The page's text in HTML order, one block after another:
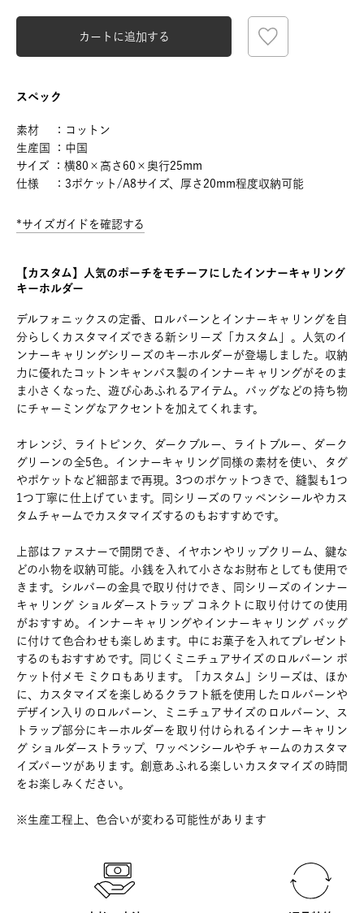
カートに追加する
スペック
素材 ：コットン
生産国 ：中国
サイズ ：横80×高さ60×奥行25mm
仕様 ：3ポケット/A8サイズ、厚さ20mm程度収納可能
*サイズガイドを確認する
【カスタム】人気のポーチをモチーフにしたインナーキャリング
キーホルダー
デルフォニックスの定番、ロルバーンとインナーキャリングを自
分らしくカスタマイズできる新シリーズ「カスタム」。人気のイ
ンナーキャリングシリーズのキーホルダーが登場しました。収納
力に優れたコットンキャンバス製のインナーキャリングがそのま
ま小さくなった、遊び心あふれるアイテム。バッグなどの持ち物
にチャーミングなアクセントを加えてくれます。
オレンジ、ライトピンク、ダークブルー、ライトブルー、ダーク
グリーンの全5色。インナーキャリング同様の素材を使い、タグ
やポケットなど細部まで再現。3つのポケットつきで、縫製も1つ
1つ丁寧に仕上げています。同シリーズのワッペンシールやカス
タムチャームでカスタマイズするのもおすすめです。
上部はファスナーで開閉でき、イヤホンやリップクリーム、鍵な
どの小物を収納可能。小銭を入れて小さなお財布としても使用で
きます。シルバーの金具で取り付けでき、同シリーズのインナー
キャリング ショルダーストラップ コネクトに取り付けての使用
がおすすめ。インナーキャリングやインナーキャリング バッグ
に付けて色合わせも楽しめます。中にお菓子を入れてプレゼント
するのもおすすめです。同じくミニチュアサイズのロルバーン ポ
ケット付メモ ミクロもあります。「カスタム」シリーズは、ほか
に、カスタマイズを楽しめるクラフト紙を使用したロルバーンや
デザイン入りのロルバーン、ミニチュアサイズのロルバーン、ス
トラップ部分にキーホルダーを取り付けられるインナーキャリン
グ ショルダーストラップ、ワッペンシールやチャームのカスタマ
イズパーツがあります。創意あふれる楽しいカスタマイズの時間
をお楽しみください。
※生産工程上、色合いが変わる可能性があります